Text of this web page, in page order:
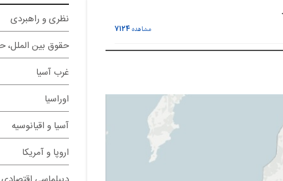
مشاهده۷۱۲۴
نظری و راهبردی
حقوق بین الملل،
غرب آسیا
اوراسیا
آسیا و اقیانوسیه
اروپا و آمریکا